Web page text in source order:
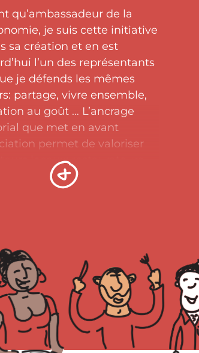
qu’ambassadeur de la
je suis cette initiative
sa création et en est
l’un des représentants
je défends les mêmes
partage, vivre ensemble,
au goût … L’ancrage
que met en avant
permet de valoriser
locaux: restaurateurs,
producteurs et toutes
et ceux qui, par leur travail
que l’on souhaite
à savoir une
plus engagée, en
environnemental, de
de gourmandise, et de